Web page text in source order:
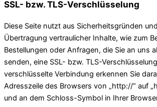
SSL- bzw. TLS-Verschlüsselung
Diese Seite nutzt aus Sicherheitsgründen
Übertragung vertraulicher Inhalte, wie zum
Bestellungen oder Anfragen, die Sie an uns
senden, eine SSL- bzw. TLS-
verschlüsselte Verbindung erkennen Sie
Adresszeile des Browsers von „http://“ auf
und an dem Schloss-Symbol in Ihrer